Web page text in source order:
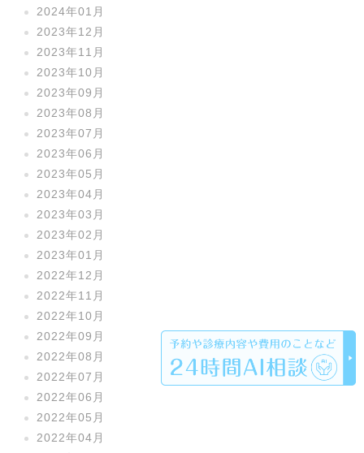
2024年01月
2023年12月
2023年11月
2023年10月
2023年09月
2023年08月
2023年07月
2023年06月
2023年05月
2023年04月
2023年03月
2023年02月
2023年01月
2022年12月
2022年11月
2022年10月
2022年09月
2022年08月
2022年07月
2022年06月
2022年05月
2022年04月